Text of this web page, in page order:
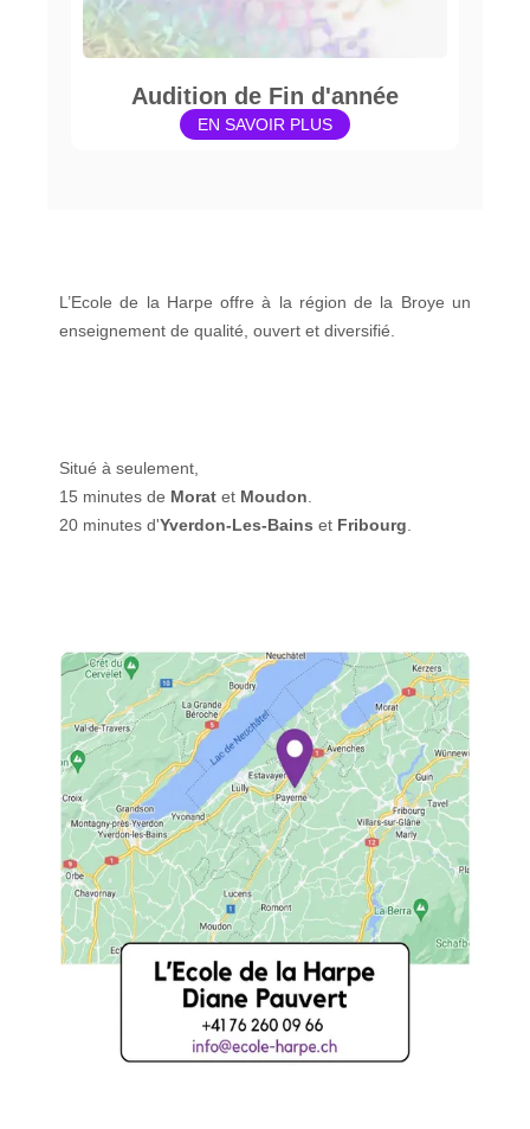
Audition de Fin d'année
EN SAVOIR PLUS
L’Ecole de la Harpe offre à la région de la Broye un
enseignement de qualité, ouvert et diversifié.
Situé à seulement,
15 minutes de Morat et Moudon
20 minutes d'Yverdon-Les-Bains et Fribourg